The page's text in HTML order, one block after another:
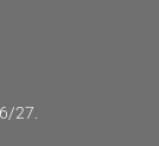
27.